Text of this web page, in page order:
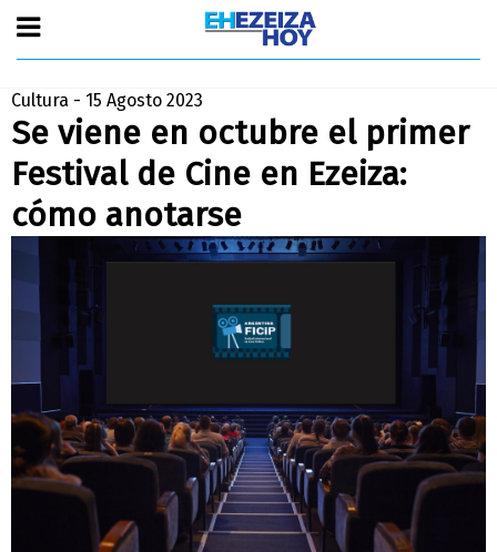
Cultura - 15 Agosto 2023
Se viene en octubre el primer
Festival de Cine en Ezeiza:
cómo anotarse